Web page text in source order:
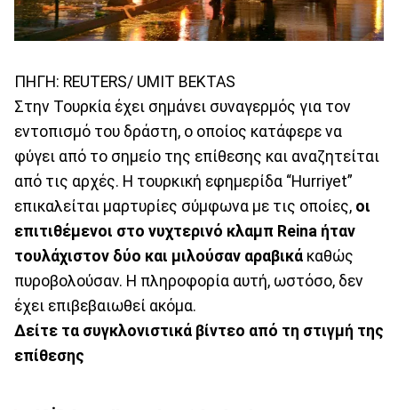
ΠΗΓΗ: REUTERS/ UMIT BEKTAS
Στην Τουρκία έχει σημάνει συναγερμός για τον
εντοπισμό του δράστη, ο οποίος κατάφερε να
φύγει από το σημείο της επίθεσης και αναζητείται
από τις αρχές. Η τουρκική εφημερίδα “Hurriyet”
επικαλείται μαρτυρίες σύμφωνα με τις οποίες, οι
επιτιθέμενοι στο νυχτερινό κλαμπ Reina ήταν
τουλάχιστον δύο και μιλούσαν αραβικά καθώς
πυροβολούσαν. Η πληροφορία αυτή, ωστόσο, δεν
έχει επιβεβαιωθεί ακόμα.
Δείτε τα συγκλονιστικά βίντεο από τη στιγμή της
επίθεσης